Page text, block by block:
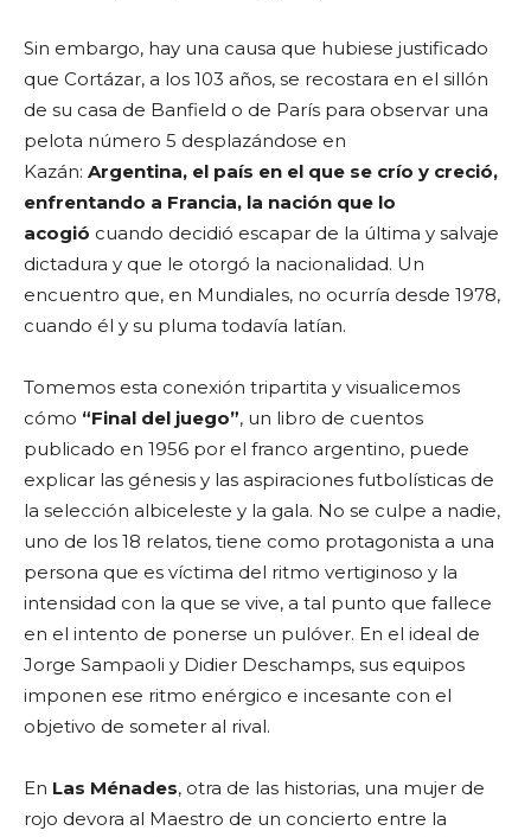
Sin embargo, hay una causa que hubiese justificado
que Cortázar, a los 103 años, se recostara en el sillón
de su casa de Banfield o de París para observar una
pelota número 5 desplazándose en
Kazán: Argentina, el país en el que se crío y creció,
enfrentando a Francia, la nación que lo
acogió cuando decidió escapar de la última y salvaje
dictadura y que le otorgó la nacionalidad. Un
encuentro que, en Mundiales, no ocurría desde 1978,
cuando él y su pluma todavía latían.
Tomemos esta conexión tripartita y visualicemos
cómo “Final del juego”, un libro de cuentos
publicado en 1956 por el franco argentino, puede
explicar las génesis y las aspiraciones futbolísticas de
la selección albiceleste y la gala. No se culpe a nadie,
uno de los 18 relatos, tiene como protagonista a una
persona que es víctima del ritmo vertiginoso y la
intensidad con la que se vive, a tal punto que fallece
en el intento de ponerse un pulóver. En el ideal de
Jorge Sampaoli y Didier Deschamps, sus equipos
imponen ese ritmo enérgico e incesante con el
objetivo de someter al rival.
En Las Ménades, otra de las historias, una mujer de
rojo devora al Maestro de un concierto entre la